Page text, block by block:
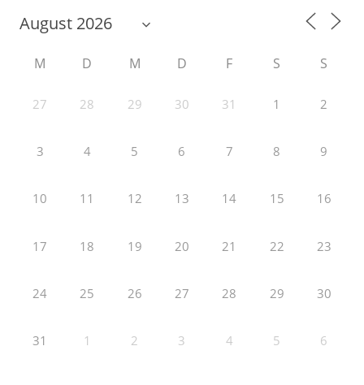
M D M D F S S
27 28 29 30 31 1 2
3 4 5 6 7 8 9
10 11 12 13 14 15 16
17 18 19 20 21 22 23
24 25 26 27 28 29 30
31 1 2 3 4 5 6